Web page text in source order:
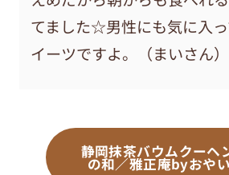
てました☆男性にも気に入
イーツですよ。（まいさん）
静岡抹茶バウムクーヘ
の和／雅正庵byおや